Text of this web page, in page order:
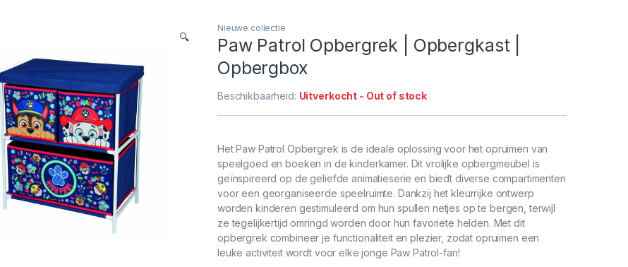
🔍
Nieuwe collectie
Paw Patrol Opbergrek | Opbergkast |
Opbergbox
Beschikbaarheid: Uitverkocht - Out of stock
Het Paw Patrol Opbergrek is de ideale oplossing voor het opruimen van
speelgoed en boeken in de kinderkamer. Dit vrolijke opbergmeubel is
geïnspireerd op de geliefde animatieserie en biedt diverse compartimenten
voor een georganiseerde speelruimte. Dankzij het kleurrijke ontwerp
worden kinderen gestimuleerd om hun spullen netjes op te bergen, terwijl
ze tegelijkertijd omringd worden door hun favoriete helden. Met dit
opbergrek combineer je functionaliteit en plezier, zodat opruimen een
leuke activiteit wordt voor elke jonge Paw Patrol-fan!